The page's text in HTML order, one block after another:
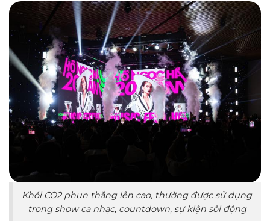
Khói CO2 phun thẳng lên cao, thường được sử dụng
trong show ca nhạc, countdown, sự kiện sôi động